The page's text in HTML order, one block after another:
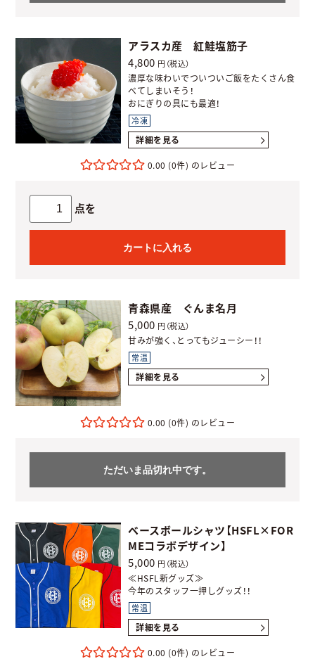
アラスカ産 紅鮭塩筋子
4,800 円（税込）
濃厚な味わいでついついご飯をたくさん食
べてしまいそう！
おにぎりの具にも最適！
冷凍
詳細を見る
0.00 (0件)
点を
カートに入れる
青森県産 ぐんま名月
5,000 円（税込）
甘みが強く、とってもジューシー！！
常温
詳細を見る
0.00 (0件)
ただいま品切れ中です。
ベースボールシャツ【HSFL×FOR
MEコラボデザイン】
5,000 円（税込）
≪HSFL新グッズ≫
今年のスタッフ一押しグッズ！！
常温
詳細を見る
0.00 (0件)